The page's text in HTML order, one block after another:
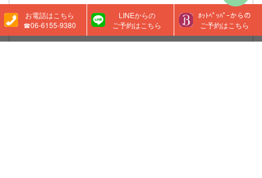
お電話はこちら
☎06-6155-9380
LINEからの
ご予約はこちら
ﾎｯﾄﾍﾟｯﾊﾟｰからの
ご予約はこちら